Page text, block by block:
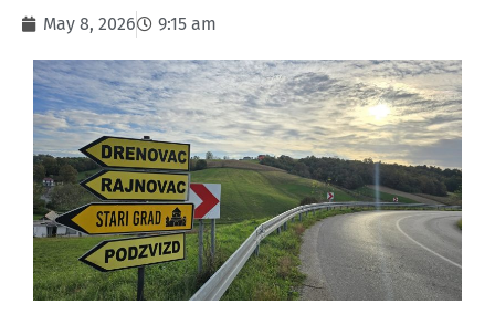
May 8, 2026 9:15 am